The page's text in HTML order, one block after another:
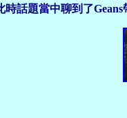
時話題當中聊到了